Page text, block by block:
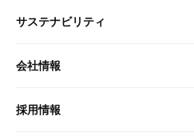
大和総研の強み
書籍
セミナー トップ
現在受付中のセミナー・イベント
サステナビリティ
サステナビリティの取り組み
次世代社会への貢献
会社情報
会社情報 トップ
採用情報